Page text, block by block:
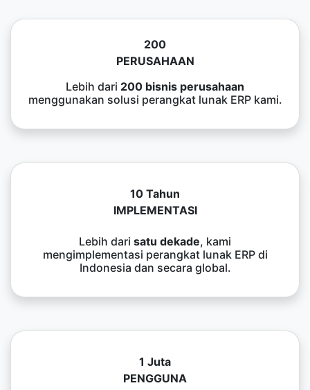
200
PERUSAHAAN
Lebih dari 200 bisnis perusahaan
menggunakan solusi perangkat lunak ERP kami.
10 Tahun
IMPLEMENTASI
Lebih dari satu dekade, kami
mengimplementasi perangkat lunak ERP di
Indonesia dan secara global.
1 Juta
PENGGUNA